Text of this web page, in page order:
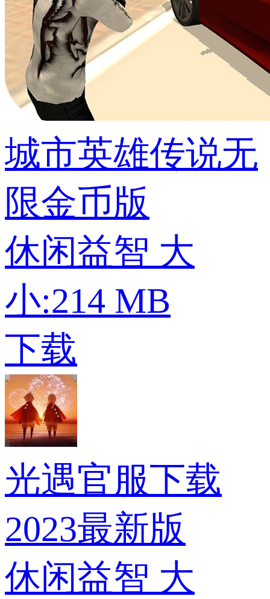
城市英雄传说无
限金币版
休闲益智 大
小:214 MB
下载
光遇官服下载
2023最新版
休闲益智 大